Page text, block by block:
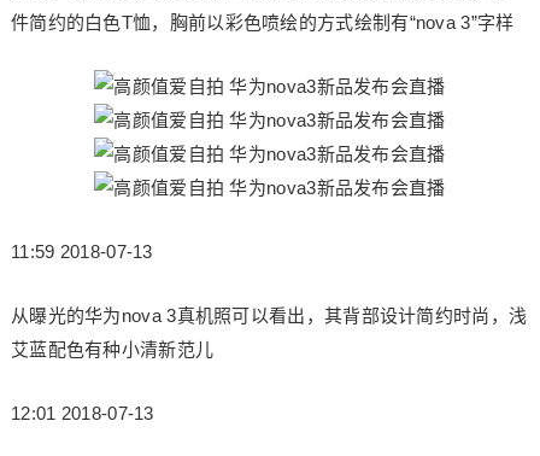
件简约的白色T恤，胸前以彩色喷绘的方式绘制有“nova 3”字样
11:59 2018-07-13
从曝光的华为nova 3真机照可以看出，其背部设计简约时尚，浅
艾蓝配色有种小清新范儿
12:01 2018-07-13